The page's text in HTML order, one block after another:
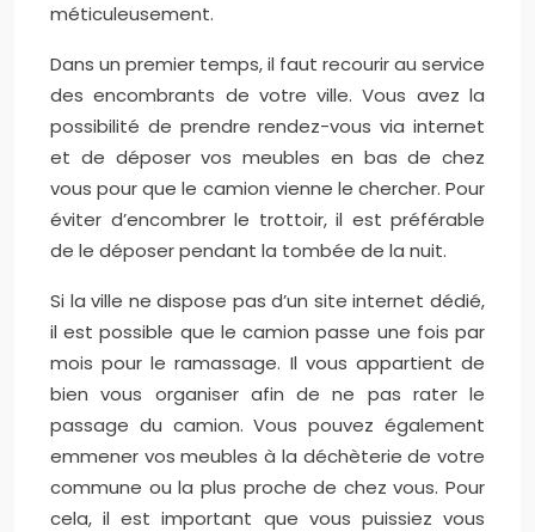
méticuleusement.
Dans un premier temps, il faut recourir au service
des encombrants de votre ville. Vous avez la
possibilité de prendre rendez-vous via internet
et de déposer vos meubles en bas de chez
vous pour que le camion vienne le chercher. Pour
éviter d’encombrer le trottoir, il est préférable
de le déposer pendant la tombée de la nuit.
Si la ville ne dispose pas d’un site internet dédié,
il est possible que le camion passe une fois par
mois pour le ramassage. Il vous appartient de
bien vous organiser afin de ne pas rater le
passage du camion. Vous pouvez également
emmener vos meubles à la déchèterie de votre
commune ou la plus proche de chez vous. Pour
cela, il est important que vous puissiez vous